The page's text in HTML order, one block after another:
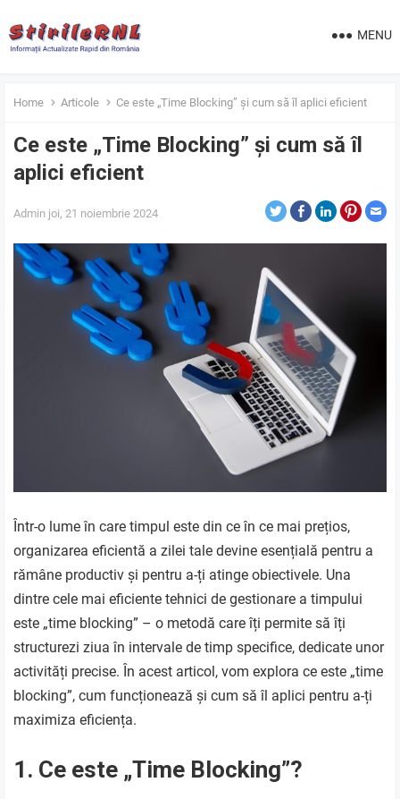
MENU
Home Articole Ce este „Time Blocking” și cum să îl aplici eficient
Ce este „Time Blocking” și cum să îl
aplici eficient
Admin joi, 21 noiembrie 2024
Într-o lume în care timpul este din ce în ce mai prețios,
organizarea eficientă a zilei tale devine esențială pentru a
rămâne productiv și pentru a-ți atinge obiectivele. Una
dintre cele mai eficiente tehnici de gestionare a timpului
este „time blocking” – o metodă care îți permite să îți
structurezi ziua în intervale de timp specifice, dedicate unor
activități precise. În acest articol, vom explora ce este „time
blocking”, cum funcționează și cum să îl aplici pentru a-ți
maximiza eficiența.
1. Ce este „Time Blocking”?